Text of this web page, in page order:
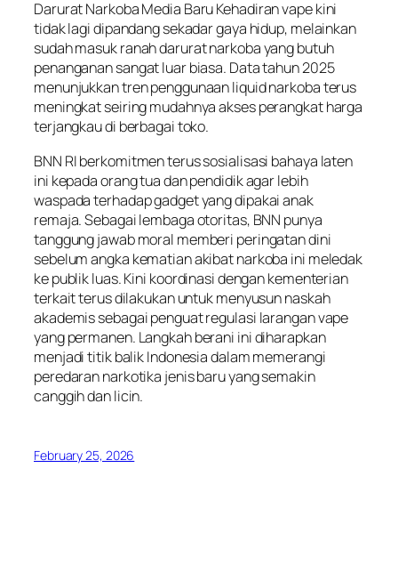
Darurat Narkoba Media Baru Kehadiran vape kini
tidak lagi dipandang sekadar gaya hidup, melainkan
sudah masuk ranah darurat narkoba yang butuh
penanganan sangat luar biasa. Data tahun 2025
menunjukkan tren penggunaan liquid narkoba terus
meningkat seiring mudahnya akses perangkat harga
terjangkau di berbagai toko.
BNN RI berkomitmen terus sosialisasi bahaya laten
ini kepada orang tua dan pendidik agar lebih
waspada terhadap gadget yang dipakai anak
remaja. Sebagai lembaga otoritas, BNN punya
tanggung jawab moral memberi peringatan dini
sebelum angka kematian akibat narkoba ini meledak
ke publik luas. Kini koordinasi dengan kementerian
terkait terus dilakukan untuk menyusun naskah
akademis sebagai penguat regulasi larangan vape
yang permanen. Langkah berani ini diharapkan
menjadi titik balik Indonesia dalam memerangi
peredaran narkotika jenis baru yang semakin
canggih dan licin.
February 25, 2026